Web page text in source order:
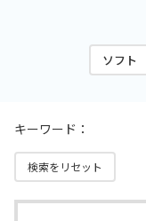
ソフト
キーワード：
検索をリセット